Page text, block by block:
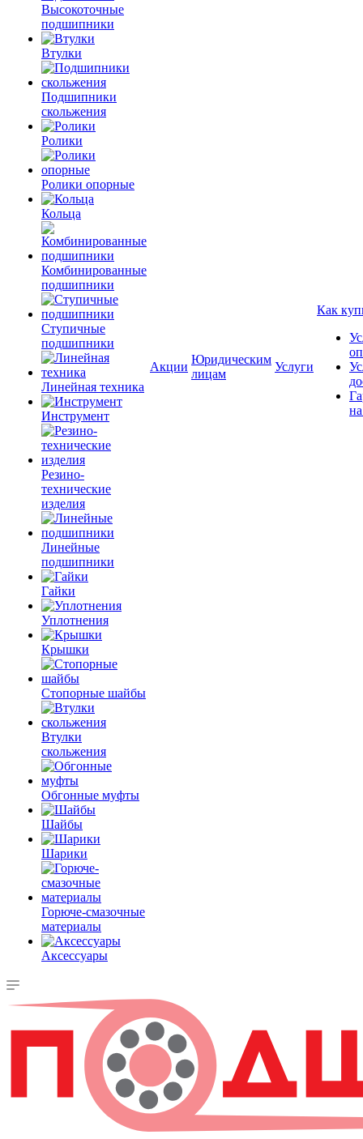
Высокоточные
подшипники
Втулки
Подшипники
скольжения
Ролики
Ролики опорные
Кольца
Комбинированные
подшипники
Ступичные
подшипники
Линейная техника
Инструмент
Резино-
технические
изделия
Линейные
подшипники
Гайки
Уплотнения
Крышки
Стопорные шайбы
Втулки
скольжения
Обгонные муфты
Шайбы
Шарики
Горюче-смазочные
материалы
Аксессуары
Акции
Юридическим
лицам
Услуги
Как